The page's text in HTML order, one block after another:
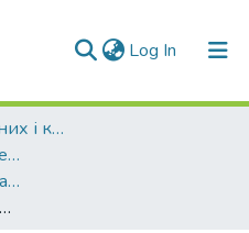
Log In (current)
Факультет авіаційних і космічних систем (ФАКС)
Кафедра теоретичної механіки
Навчально-методичні матеріали (КТМ)
Теоретична механіка: Динаміка і аналітична механіка (модуль НФ-06/2)